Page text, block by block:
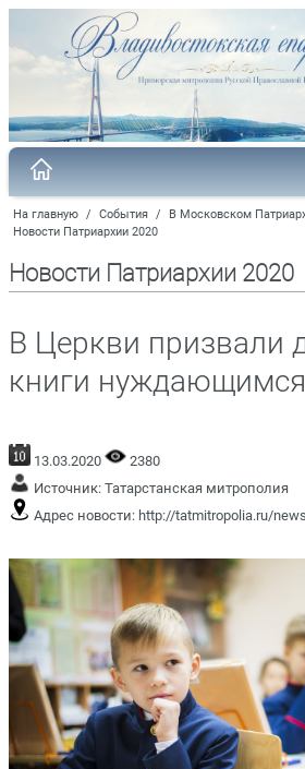
На главную / События / В Московском
Новости Патриархии 2020
Новости Патриархии 2020
В Церкви призвали
книги
13.03.2020
2380
Источник: Татарстанская митрополия
Адрес новости: http://tatmitropolia.ru/